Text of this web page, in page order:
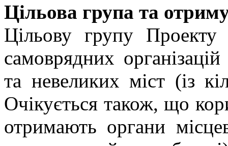
Цільова група та
Цільову групу
самоврядних організацій
та невеликих міст (із
Очікується також, що
отримають органи